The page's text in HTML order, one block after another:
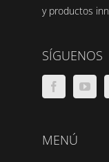
y productos
SÍGUENOS
MENÚ